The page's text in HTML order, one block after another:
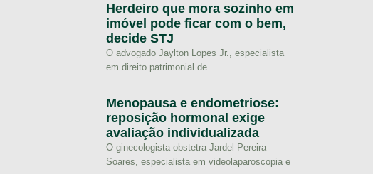
Herdeiro que mora sozinho em
imóvel pode ficar com o bem,
decide STJ
O advogado Jaylton Lopes Jr., especialista
em direito patrimonial de
Menopausa e endometriose:
reposição hormonal exige
avaliação individualizada
O ginecologista obstetra Jardel Pereira
Soares, especialista em videolaparoscopia e